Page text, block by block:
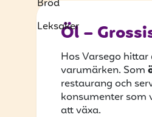
Bröd
Leksaker
Öl –
Hos Varsego
varumärken. Som
restaurang och
konsumenter som
att växa.